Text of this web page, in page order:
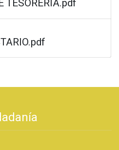
TESORERÍA.pdf